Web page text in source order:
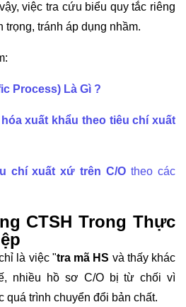
việc tra cứu biểu quy tắc riêng
trọng, tránh áp dụng nhầm.
Process) Là Gì ?
xuất khẩu theo tiêu chí xuất
chí xuất xứ trên C/O theo các
CTSH Trong Thực
là việc "tra mã HS và thấy khác
nhiều hồ sơ C/O bị từ chối vì
quá trình chuyển đổi bản chất.